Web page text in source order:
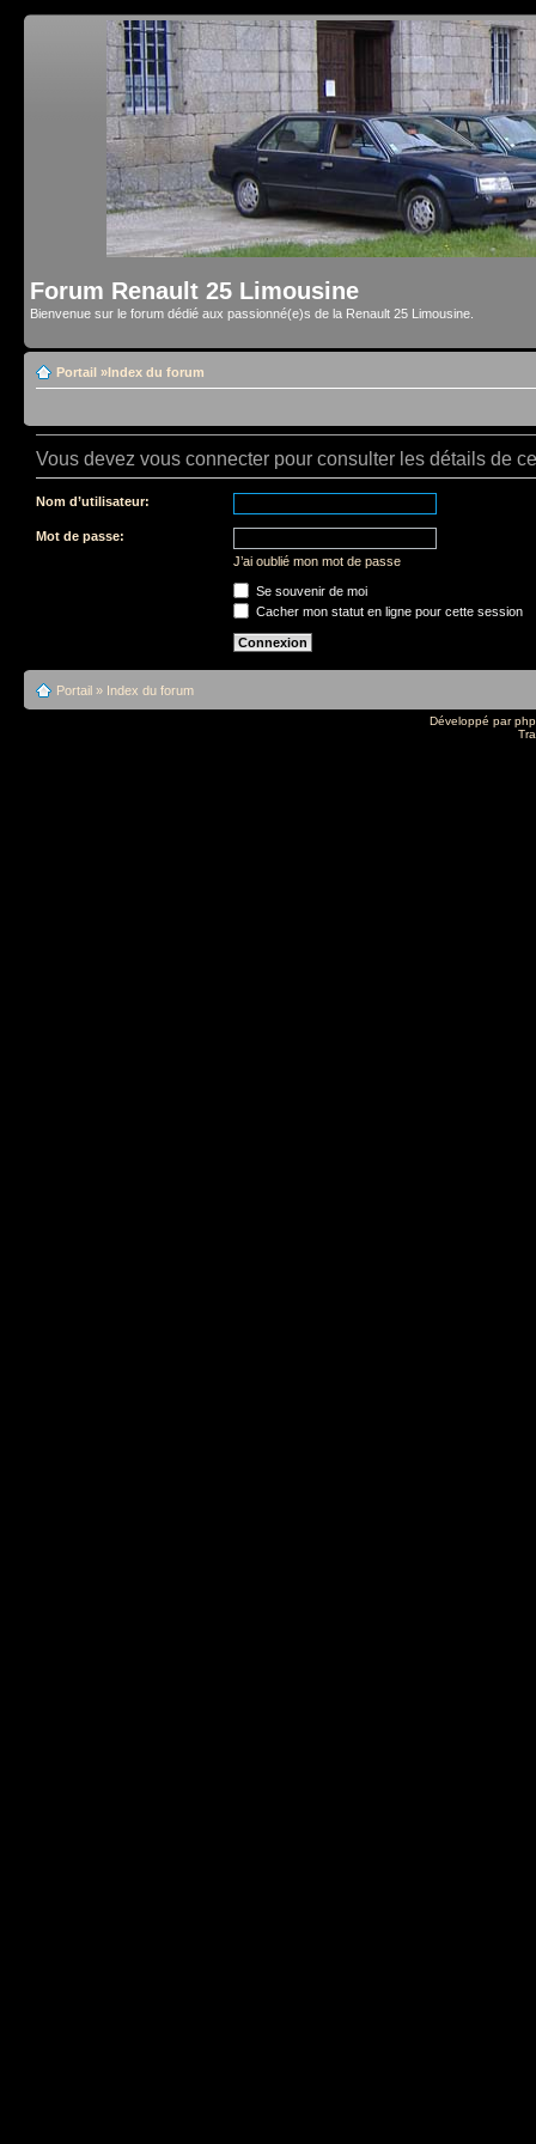
Forum Renault 25 Limousine
Bienvenue sur le forum dédié aux passionné(e)s de la Renault 25 Limousine.
Portail »Index du forum
Vous devez vous connecter pour consulter les détails de
Nom d’utilisateur:
Mot de passe:
J’ai oublié mon mot de passe
Se souvenir de moi
Cacher mon statut en ligne pour cette session
Portail » Index du forum
Développé par